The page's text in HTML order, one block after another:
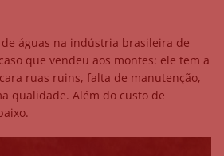
águas na indústria brasileira de
que vendeu aos montes: ele tem a
ruas ruins, falta de manutenção,
qualidade. Além do custo de